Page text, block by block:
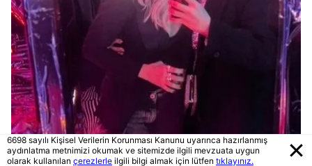
6698 sayılı Kişisel Verilerin Korunması Kanunu uyarınca hazırlanmış
aydınlatma metnimizi okumak ve sitemizde ilgili mevzuata uygun
olarak kullanılan çerezlerle ilgili bilgi almak için lütfen tıklayınız.